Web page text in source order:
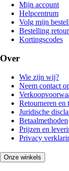
Mijn account
Helpcentrum
Volg mijn
Bestelling
Kortingscodes
Over
Wie zijn wij?
Neem contact
Retourneren en
Juridische
Betaalmethoden
Prijzen en
Privacy
Onze winkels